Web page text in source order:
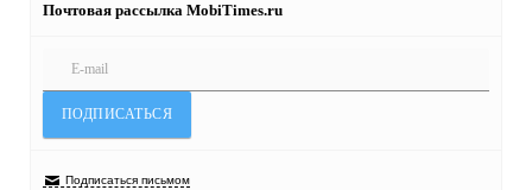
Почтовая рассылка MobiTimes.ru
Подписаться письмом